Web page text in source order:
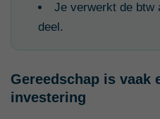
Je verwerkt de btw
deel.
Gereedschap is vaak
investering